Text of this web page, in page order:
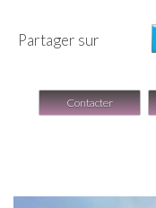
Partager sur
Contacter